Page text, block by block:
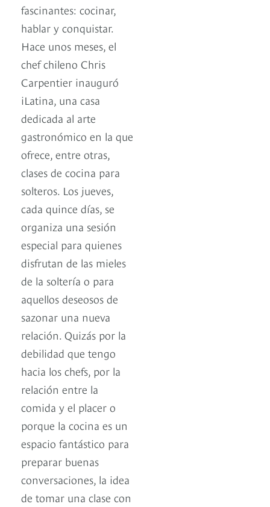
fascinantes: cocinar,
hablar y conquistar.
Hace unos meses, el
chef chileno Chris
Carpentier inauguró
iLatina, una casa
dedicada al arte
gastronómico en la que
ofrece, entre otras,
clases de cocina para
solteros. Los jueves,
cada quince días, se
organiza una sesión
especial para quienes
disfrutan de las mieles
de la soltería o para
aquellos deseosos de
sazonar una nueva
relación. Quizás por la
debilidad que tengo
hacia los chefs, por la
relación entre la
comida y el placer o
porque la cocina es un
espacio fantástico para
preparar buenas
conversaciones, la idea
de tomar una clase con